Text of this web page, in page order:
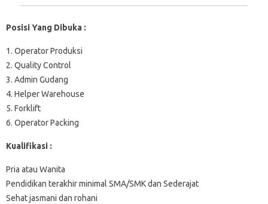
Posisi Yang Dibuka :
1. Operator Produksi
2. Quality Control
3. Admin Gudang
4. Helper Warehouse
5. Forklift
6. Operator Packing
Kualifikasi :
Pria atau Wanita
Pendidikan terakhir minimal SMA/SMK dan Sederajat
Sehat jasmani dan rohani